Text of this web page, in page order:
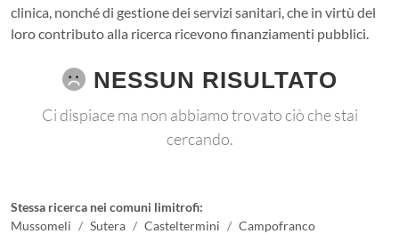
clinica, nonché di gestione dei servizi sanitari, che in virtù del
loro contributo alla ricerca ricevono finanziamenti pubblici.
NESSUN RISULTATO
Ci dispiace ma non abbiamo trovato ciò che stai
cercando.
Stessa ricerca nei comuni limitrofi:
Mussomeli
Sutera Casteltermini
Campofranco